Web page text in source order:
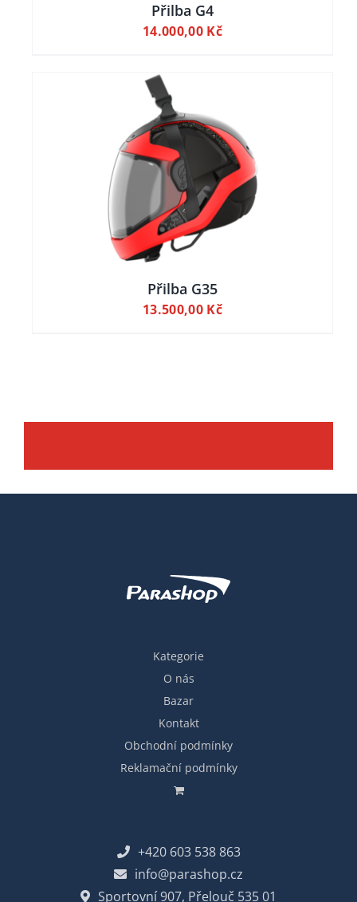
Přilba G4
14.000,00 Kč
Přilba G35
13.500,00 Kč
Kategorie
O nás
Bazar
Kontakt
Obchodní podmínky
Reklamační podmínky
+420 603 538 863
info@parashop.cz
Sportovní 907, Přelouč 535 01